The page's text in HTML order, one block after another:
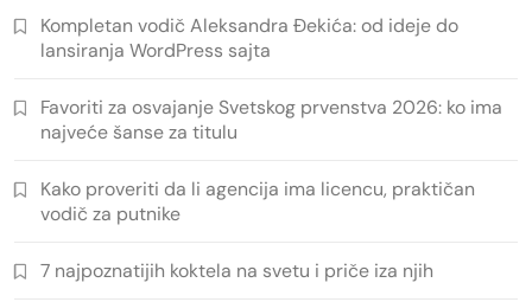
Kompletan vodič Aleksandra Đekića: od ideje do
lansiranja WordPress sajta
Favoriti za osvajanje Svetskog prvenstva 2026: ko ima
najveće šanse za titulu
Kako proveriti da li agencija ima licencu, praktičan
vodič za putnike
7 najpoznatijih koktela na svetu i priče iza njih